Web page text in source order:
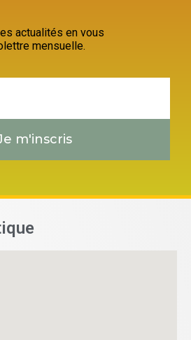
actualités en vous
mensuelle.
m'inscris